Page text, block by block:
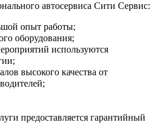
автосервиса Сити Сервис:
опыт работы;
оборудования;
используются
высокого качества от
предоставляется гарантийный